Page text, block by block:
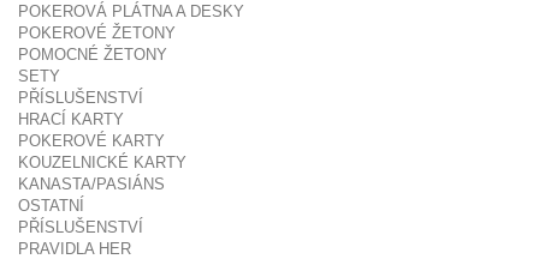
POKEROVÁ PLÁTNA A DESKY
POKEROVÉ ŽETONY
POMOCNÉ ŽETONY
SETY
PŘÍSLUŠENSTVÍ
HRACÍ KARTY
POKEROVÉ KARTY
KOUZELNICKÉ KARTY
KANASTA/PASIÁNS
OSTATNÍ
PŘÍSLUŠENSTVÍ
PRAVIDLA HER